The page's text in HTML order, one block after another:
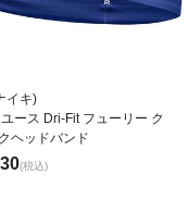
イキ)
ース Dri-Fit フューリー ク
ヘッドバンド
(税込)